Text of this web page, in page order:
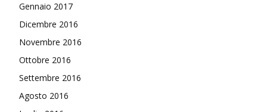
Gennaio 2017
Dicembre 2016
Novembre 2016
Ottobre 2016
Settembre 2016
Agosto 2016